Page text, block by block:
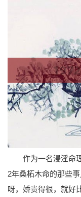
作为一名浸淫命
2年桑柘木命的那些
呀，娇贵得很，就好